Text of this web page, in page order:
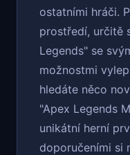
ostatními hráči.
prostředí, určitě
Legends" se
možnostmi
hledáte něco
"Apex Legends
unikátní herní
doporučeními si